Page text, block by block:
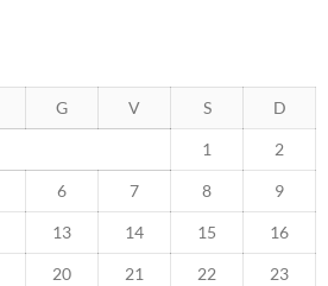
G V S D
1 2
6 7 8 9
13 14 15 16
20 21 22 23